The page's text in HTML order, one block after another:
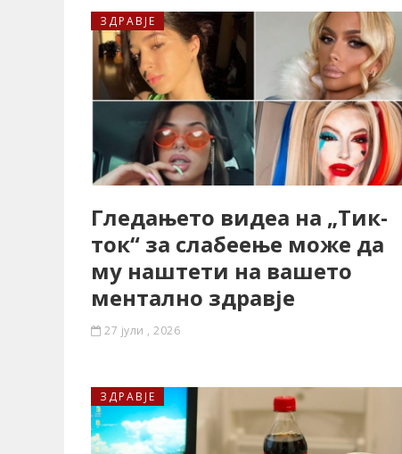
ЗДРАВЈЕ
Гледањето видеа на „Тик-
ток“ за слабеење може да
му наштети на вашето
ментално здравје
27 јули , 2026
ЗДРАВЈЕ